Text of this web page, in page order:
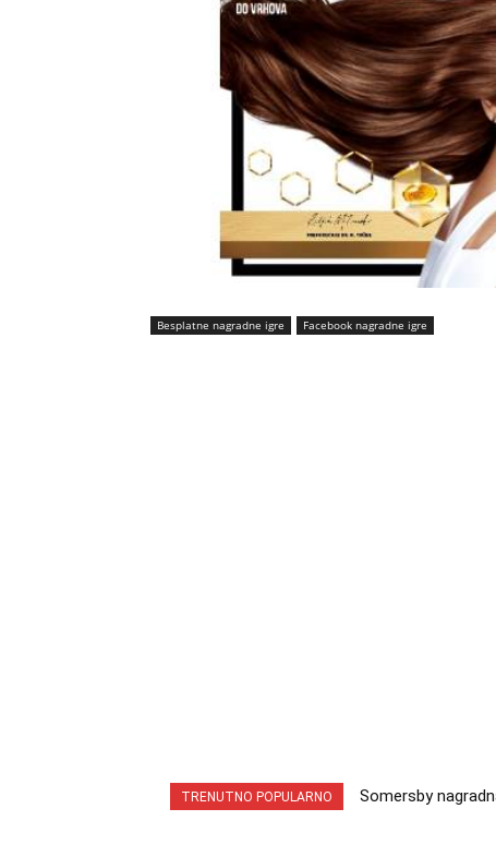
Besplatne nagradne igre Facebook nagradne igre
TRENUTNO POPULARNO
Somersby
INA nagradna